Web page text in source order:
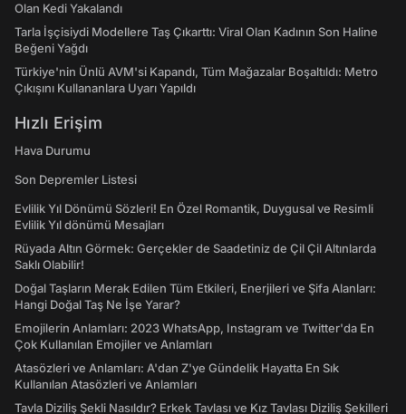
Olan Kedi Yakalandı
Tarla İşçisiydi Modellere Taş Çıkarttı: Viral Olan Kadının Son Haline
Beğeni Yağdı
Türkiye'nin Ünlü AVM'si Kapandı, Tüm Mağazalar Boşaltıldı: Metro
Çıkışını Kullananlara Uyarı Yapıldı
Hızlı Erişim
Hava Durumu
Son Depremler Listesi
Evlilik Yıl Dönümü Sözleri! En Özel Romantik, Duygusal ve Resimli
Evlilik Yıl dönümü Mesajları
Rüyada Altın Görmek: Gerçekler de Saadetiniz de Çil Çil Altınlarda
Saklı Olabilir!
Doğal Taşların Merak Edilen Tüm Etkileri, Enerjileri ve Şifa Alanları:
Hangi Doğal Taş Ne İşe Yarar?
Emojilerin Anlamları: 2023 WhatsApp, Instagram ve Twitter'da En
Çok Kullanılan Emojiler ve Anlamları
Atasözleri ve Anlamları: A'dan Z'ye Gündelik Hayatta En Sık
Kullanılan Atasözleri ve Anlamları
Tavla Diziliş Şekli Nasıldır? Erkek Tavlası ve Kız Tavlası Diziliş Şekilleri